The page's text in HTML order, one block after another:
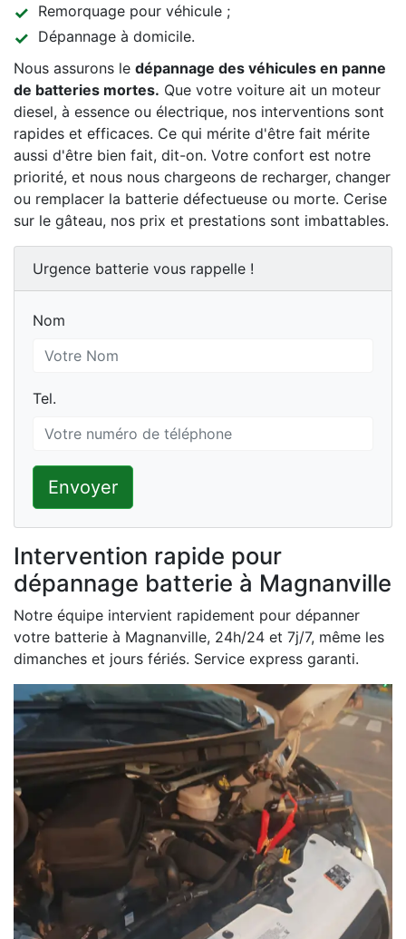
Remorquage pour véhicule ;
Dépannage à domicile.
Nous assurons le dépannage des véhicules en panne
de batteries mortes. Que votre voiture ait un moteur
diesel, à essence ou électrique, nos interventions sont
rapides et efficaces. Ce qui mérite d'être fait mérite
aussi d'être bien fait, dit-on. Votre confort est notre
priorité, et nous nous chargeons de recharger, changer
ou remplacer la batterie défectueuse ou morte. Cerise
sur le gâteau, nos prix et prestations sont imbattables.
Urgence batterie vous rappelle !
Nom
Nom
Tel.
Tel.
Envoyer
Intervention rapide pour
dépannage batterie à Magnanville
Notre équipe intervient rapidement pour dépanner
votre batterie à Magnanville, 24h/24 et 7j/7, même les
dimanches et jours fériés. Service express garanti.